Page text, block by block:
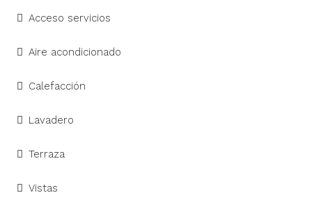
Acceso servicios
Aire acondicionado
Calefacción
Lavadero
Terraza
Vistas